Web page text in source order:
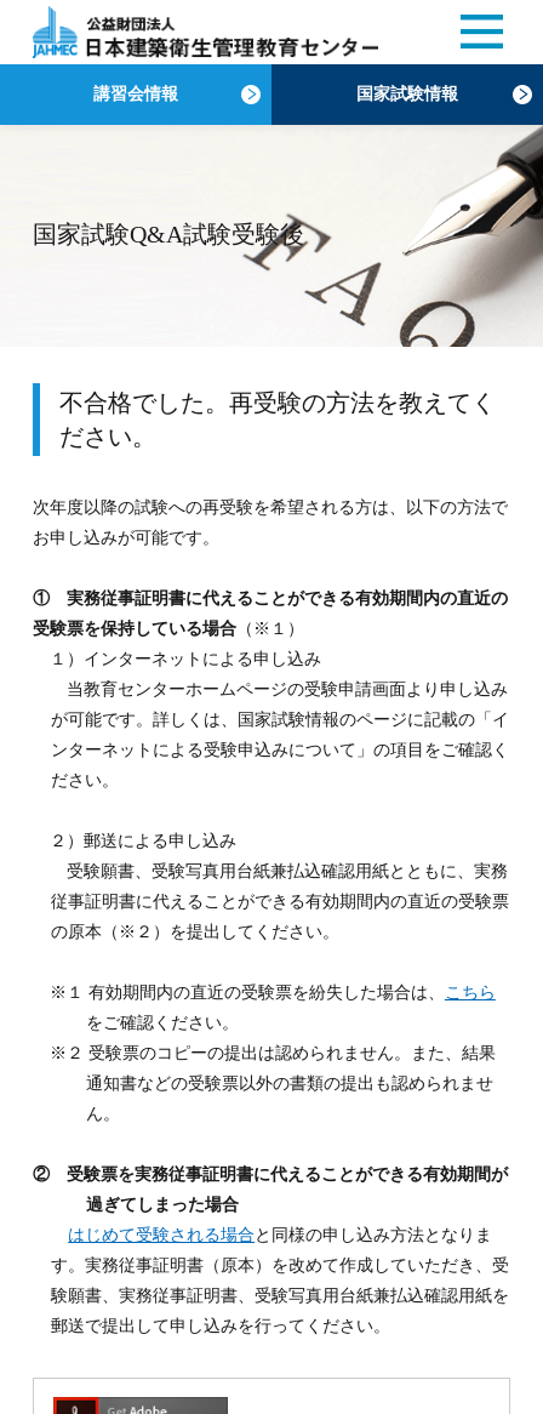
講習会情報 国家試験情報
国家試験Q&A試験受験後
不合格でした。再受験の方法を教えてく
ださい。
次年度以降の試験への再受験を希望される方は、以下の方法で
お申し込みが可能です。
① 実務従事証明書に代えることができる有効期間内の直近の
受験票を保持している場合（※１）
１ ）インターネットによる申し込み
当教育センターホームページの受験申請画面より申し込み
が可能です。詳しくは、国家試験情報のページに記載の「イ
ンターネットによる受験申込みについて」の項目をご確認く
ださい。
２ ）郵送による申し込み
受験願書、受験写真用台紙兼払込確認用紙とともに、実務
従事証明書に代えることができる有効期間内の直近の受験票
の原本（※２）を提出してください。
※１ 有効期間内の直近の受験票を紛失した場合は、
こちら
をご確認ください。
※２ 受験票のコピーの提出は認められません。また、結果
通知書などの受験票以外の書類の提出も認められませ
ん。
② 受験票を実務従事証明書に代えることができる有効期間が
過ぎてしまった場合
はじめて受験される場合と同様の申し込み方法となりま
す。実務従事証明書（原本）を改めて作成していただき、受
験願書、実務従事証明書、受験写真用台紙兼払込確認用紙を
郵送で提出して申し込みを行ってください。